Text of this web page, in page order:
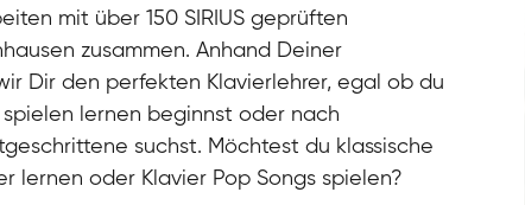
mit über 150 SIRIUS geprüften
zusammen. Anhand Deiner
Dir den perfekten Klavierlehrer, egal ob du
lernen beginnst oder nach
suchst. Möchtest du klassische
lernen oder Klavier Pop Songs spielen?